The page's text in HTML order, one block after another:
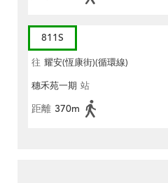
811S
往 耀安(恆康街)(循環線)
穗禾苑一期 站
距離 370m